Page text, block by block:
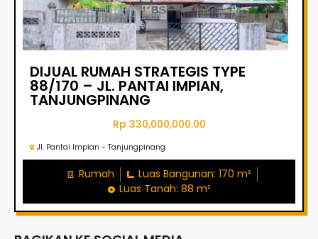
DIJUAL RUMAH STRATEGIS TYPE
88/170 – JL. PANTAI IMPIAN,
TANJUNGPINANG
Rp 330,000,000.00
Jl. Pantai Impian - Tanjungpinang
Rumah
Luas Bangunan: 170 m²
Luas Tanah: 88 m²